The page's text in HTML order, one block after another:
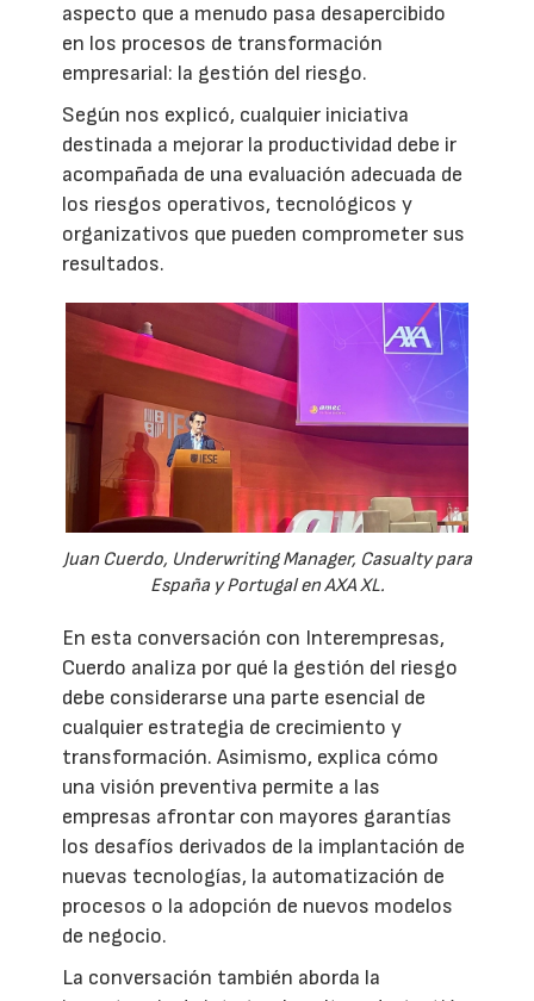
aspecto que a menudo pasa desapercibido
en los procesos de transformación
empresarial: la gestión del riesgo.
Según nos explicó, cualquier iniciativa
destinada a mejorar la productividad debe ir
acompañada de una evaluación adecuada de
los riesgos operativos, tecnológicos y
organizativos que pueden comprometer sus
resultados.
Juan Cuerdo, Underwriting Manager, Casualty para
España y Portugal en AXA XL.
En esta conversación con Interempresas,
Cuerdo analiza por qué la gestión del riesgo
debe considerarse una parte esencial de
cualquier estrategia de crecimiento y
transformación. Asimismo, explica cómo
una visión preventiva permite a las
empresas afrontar con mayores garantías
los desafíos derivados de la implantación de
nuevas tecnologías, la automatización de
procesos o la adopción de nuevos modelos
de negocio.
La conversación también aborda la